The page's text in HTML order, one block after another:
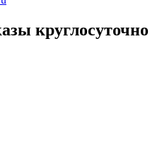
круглосуточно